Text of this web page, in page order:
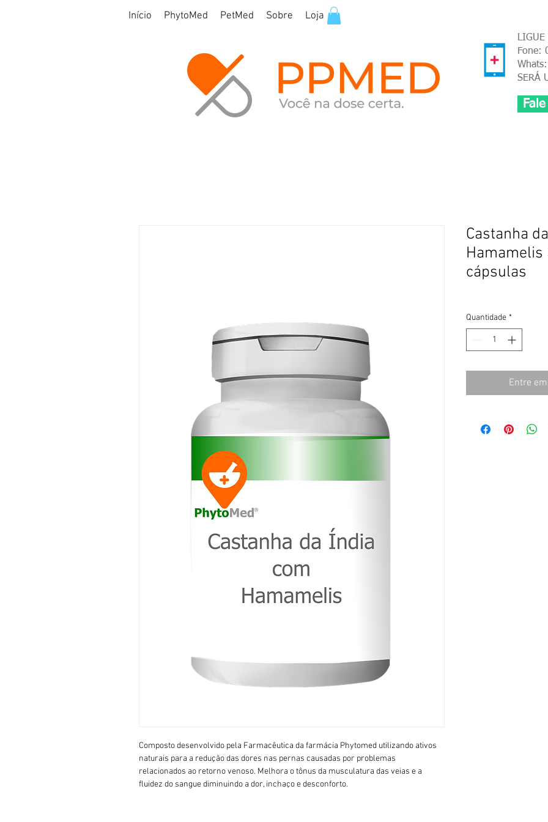
Início PhytoMed PetMed Sobre Loja
LIGUE
Fone:
SERÁ
Composto desenvolvido pela Farmacêutica da farmácia Phytomed utilizando ativos
naturais para a redução das dores nas pernas causadas por problemas
relacionados ao retorno venoso. Melhora o tônus da musculatura das veias e a
fluidez do sangue diminuindo a dor, inchaço e desconforto.
Castanha
Hamamelis
cápsulas
Quantidade *
Entre